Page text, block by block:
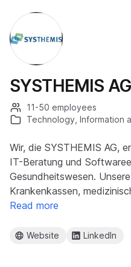
SYSTHEMIS AG
11-50 employees
Technology, Information
Wir, die SYSTHEMIS AG,
IT-Beratung und
Gesundheitswesen.
Krankenkassen,
Read more
Website LinkedIn